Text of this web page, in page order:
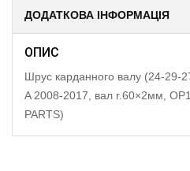
ДОДАТКОВА ІНФОРМАЦІЯ
ОПИС
Шрус карданного валу (24-29-
A 2008-2017, вал r.60×2мм,
PARTS)